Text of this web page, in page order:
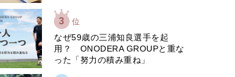
3 位
なぜ59歳の三浦知良選手を起
用？ ONODERA GROUPと重な
った「努力の積み重ね」